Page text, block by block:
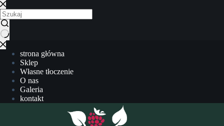
strona główna
Sklep
Własne tłoczenie
O nas
Galeria
kontakt